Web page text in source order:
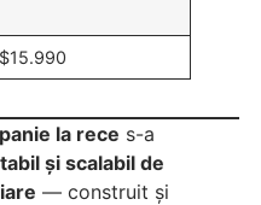
$15.990
la rece s-a
și scalabil de
— construit și